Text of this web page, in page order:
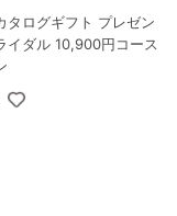
タログギフト プレゼン
イダル 10,900円コース